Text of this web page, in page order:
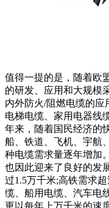
值得一提的是，随着欧
的研发、应用和大规模
内外防火/阻燃电缆的应
电梯电缆、家用电器线
年来，随着国民经济的
船、铁道、飞机、宇航
种电缆需求量逐年增加
也因此迎来了良好的发
过1.5万千米;高铁需求
缆、船用电缆、汽车电
更以每年上万千米的速